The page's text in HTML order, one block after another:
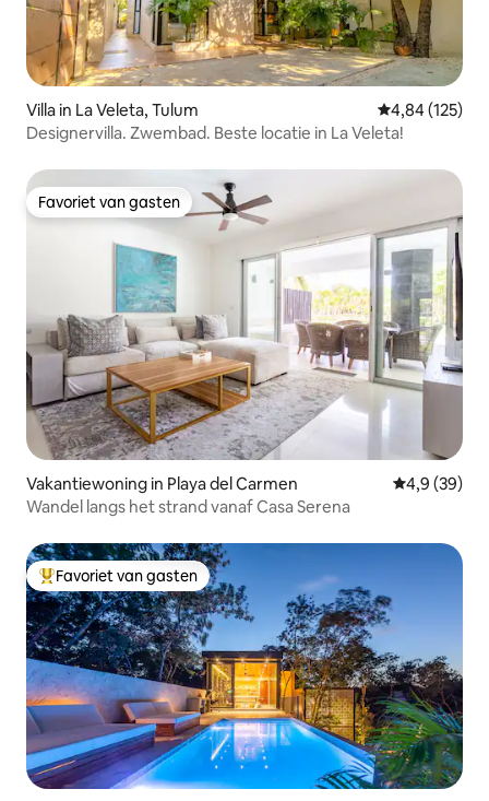
Villa in La Veleta, Tulum Gemiddelde
4,84 (125)
Designervilla. Zwembad. Beste locatie in La Veleta!
Favoriet van gasten
Favoriet van gasten
Vakantiewoning in Playa del Carmen Gemiddelde
4,9 (39)
Wandel langs het strand vanaf Casa Serena
Topfavoriet van gasten
Favoriet van gasten